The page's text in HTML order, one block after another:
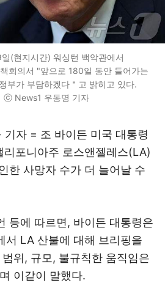
(현지시간) 워싱턴 백악관에서
회의서 "앞으로 180일 동안 들어가는
부가 부담하겠다＂고 밝히고 있다.
ⓒ News1 우동명 기자
기자 = 조 바이든 미국 대통령
리포니아주 로스앤젤레스(LA)
한 사망자 수가 더 늘어날 수
등에 따르면, 바이든 대통령은
서 LA 산불에 대해 브리핑을
위, 규모, 불규칙한 움직임은
이같이 말했다.